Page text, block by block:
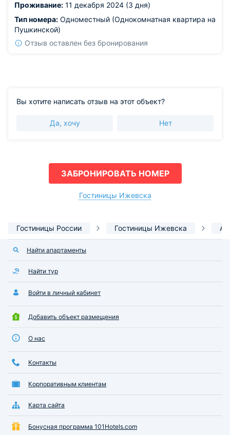
Проживание: 11 декабря 2024 (3 дня)
Тип номера: Одноместный (Однокомнатная квартира на
Пушкинской)
Отзыв оставлен без бронирования
Вы хотите написать отзыв на этот объект?
Да, хочу Нет
ЗАБРОНИРОВАТЬ НОМЕР
Гостиницы Ижевска
Гостиницы России Гостиницы Ижевска
Найти апартаменты
Найти тур
Войти в личный кабинет
Добавить объект размещения
О нас
Контакты
Корпоративным клиентам
Карта сайта
Бонусная программа 101Hotels.com